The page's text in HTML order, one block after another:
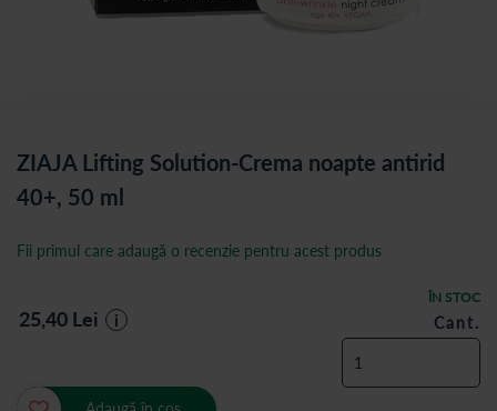
ZIAJA Lifting Solution-Crema noapte antirid
40+, 50 ml
ÎN STOC
Fii primul care adaugă o recenzie pentru acest produs
25,40 Lei i Cant.